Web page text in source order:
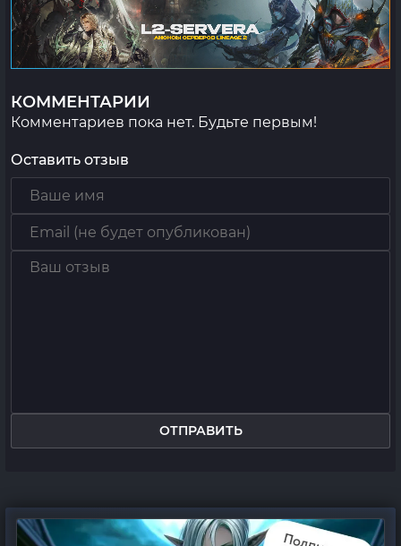
КОММЕНТАРИИ
Комментариев пока нет. Будьте первым!
Оставить отзыв
ОТПРАВИТЬ